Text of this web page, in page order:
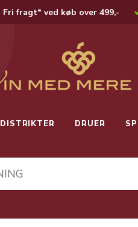
Fri fragt* ved køb over 499,-
DISTRIKTER DRUER